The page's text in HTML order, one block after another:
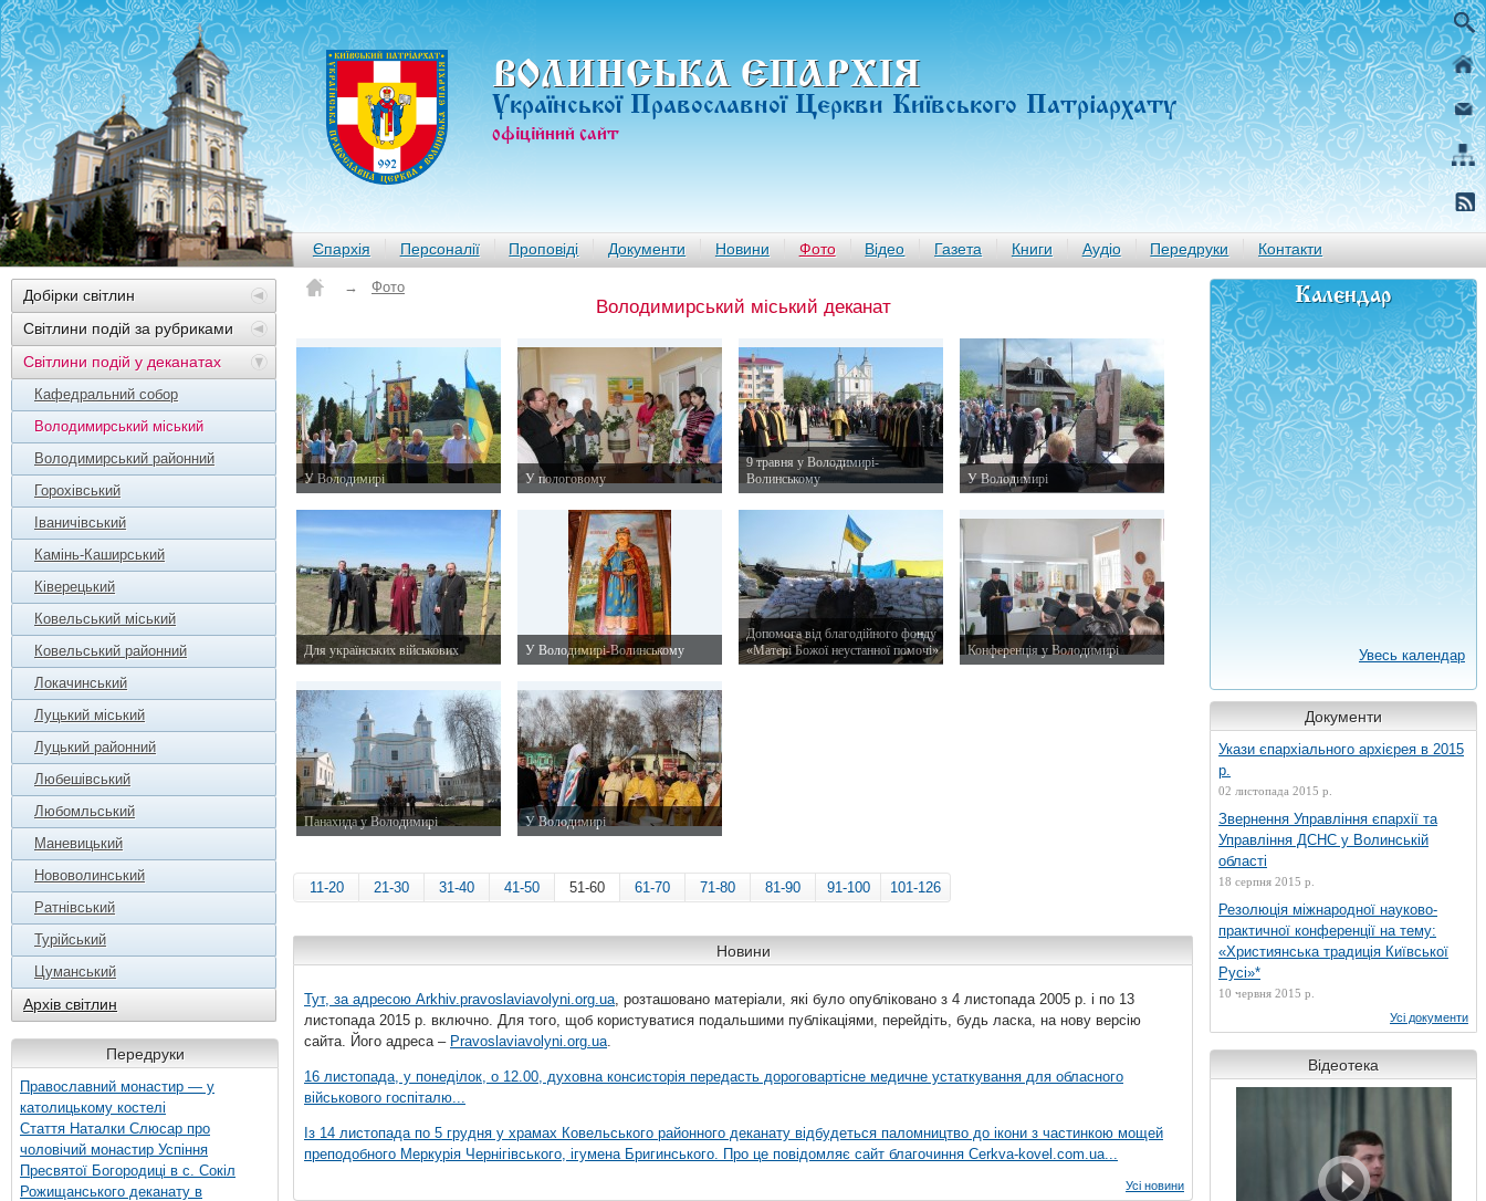
ВОЛИНСЬКА ЄПАРХIЯ
Української Православної Церкви Київського Патріархату
офiцiйний сайт
Єпархія Персоналії Проповіді Документи Новини Фото Відео Газета Книги Аудіо Передруки Контакти
Добірки світлин
Світлини подій за рубриками
Світлини подій у деканатах
Кафедральний собор
Володимирський міський
Володимирський районний
Горохівський
Іваничівський
Камінь-Каширський
Ківерецький
Ковельський міський
Ковельський районний
Локачинський
Луцький міський
Луцький районний
Любешівський
Любомльський
Маневицький
Нововолинський
Ратнівський
Турійський
Цуманський
Архів світлин
Передруки
Православний монастир — у
католицькому костелі
Стаття Наталки Слюсар про
чоловічий монастир Успіння
Пресвятої Богородиці в с. Сокіл
Рожищанського деканату в
→ Фото
Володимирський міський деканат
У Володимирі У пологовому
9 травня у Володимирі-
Волинському
У Володимирі
Для українських військових У Володимирі-Волинському
Допомога від благодійного фонду
«Матері Божої неустанної помочі»
Конференція у Володимирі
Панахида у Володимирі У Володимирі
11-20 21-30 31-40 41-50 51-60 61-70 71-80 81-90 91-100 101-126
Новини
Тут, за адресою Arkhiv.pravoslaviavolyni.org.ua, розташовано матеріали, які було опубліковано з 4 листопада 2005 р. і по 13
листопада 2015 р. включно. Для того, щоб користуватися подальшими публікаціями, перейдіть, будь ласка, на нову версію
сайта. Його адреса – Pravoslaviavolyni.org.ua.
16 листопада, у понеділок, о 12.00, духовна консисторія передасть дороговартісне медичне устаткування для обласного
військового госпіталю...
Із 14 листопада по 5 грудня у храмах Ковельського районного деканату відбудеться паломництво до ікони з частинкою мощей
преподобного Меркурія Чернігівського, ігумена Бригинського. Про це повідомляє сайт благочиння Сerkva-kovel.com.ua...
Усі новини
Календар
Увесь календар
Документи
Укази єпархіального архієрея в 2015
р.
02 листопада 2015 р.
Звернення Управління єпархії та
Управління ДСНС у Волинській
області
18 серпня 2015 р.
Резолюція міжнародної науково-
практичної конференції на тему:
«Християнська традиція Київської
Русі»*
10 червня 2015 р.
Усі документи
Відеотека